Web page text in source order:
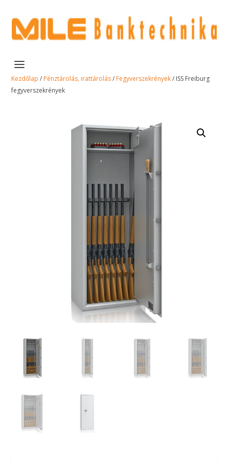
Kezdőlap / Pénztárolás, irattárolás/ Fegyverszekrények/ ISS Freiburg
fegyverszekrények